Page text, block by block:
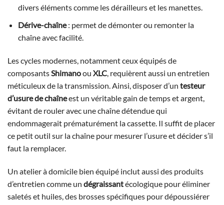
divers éléments comme les dérailleurs et les manettes.
Dérive-chaîne: permet de démonter ou remonter la
chaîne avec facilité.
Les cycles modernes, notamment ceux équipés de
composantsShimanoou XLC, requièrent aussi un entretien
méticuleux de la transmission. Ainsi, disposer d’un testeur
d’usure de chaîneest un véritable gain de temps et argent,
évitant de rouler avec une chaîne détendue qui
endommagerait prématurément la cassette. Il suffit de placer
ce petit outil sur la chaîne pour mesurer l’usure et décider s’il
faut la remplacer.
Un atelier à domicile bien équipé inclut aussi des produits
d’entretien comme un dégraissantécologique pour éliminer
saletés et huiles, des brosses spécifiques pour dépoussiérer